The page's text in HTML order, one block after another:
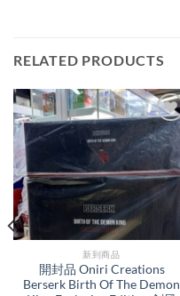
RELATED PRODUCTS
新到商品​
開封品 Oniri Creations
Berserk Birth Of The Demon